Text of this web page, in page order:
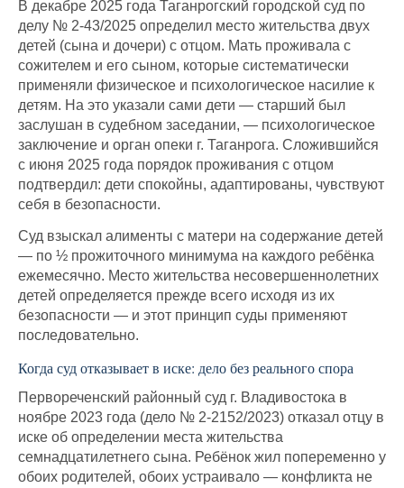
В декабре 2025 года Таганрогский городской суд по
делу № 2-43/2025 определил место жительства двух
детей (сына и дочери) с отцом. Мать проживала с
сожителем и его сыном, которые систематически
применяли физическое и психологическое насилие к
детям. На это указали сами дети — старший был
заслушан в судебном заседании, — психологическое
заключение и орган опеки г. Таганрога. Сложившийся
с июня 2025 года порядок проживания с отцом
подтвердил: дети спокойны, адаптированы, чувствуют
себя в безопасности.
Суд взыскал алименты с матери на содержание детей
— по ½ прожиточного минимума на каждого ребёнка
ежемесячно. Место жительства несовершеннолетних
детей определяется прежде всего исходя из их
безопасности — и этот принцип суды применяют
последовательно.
Когда суд отказывает в иске: дело без реального спора
Первореченский районный суд г. Владивостока в
ноябре 2023 года (дело № 2-2152/2023) отказал отцу в
иске об определении места жительства
семнадцатилетнего сына. Ребёнок жил попеременно у
обоих родителей, обоих устраивало — конфликта не